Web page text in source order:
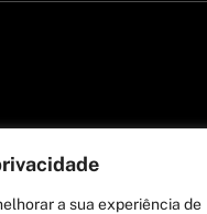
a sua experiência de